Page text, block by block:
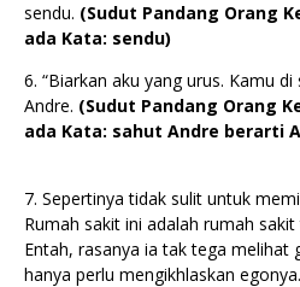
sendu. (Sudut Pandang Orang
ada Kata: sendu)
6. “Biarkan aku yang urus. Kamu di
Andre. (Sudut Pandang Orang
ada Kata: sahut Andre berarti
7. Sepertinya tidak sulit untuk
Rumah sakit ini adalah rumah
Entah, rasanya ia tak tega melihat
hanya perlu mengikhlaskan egonya.